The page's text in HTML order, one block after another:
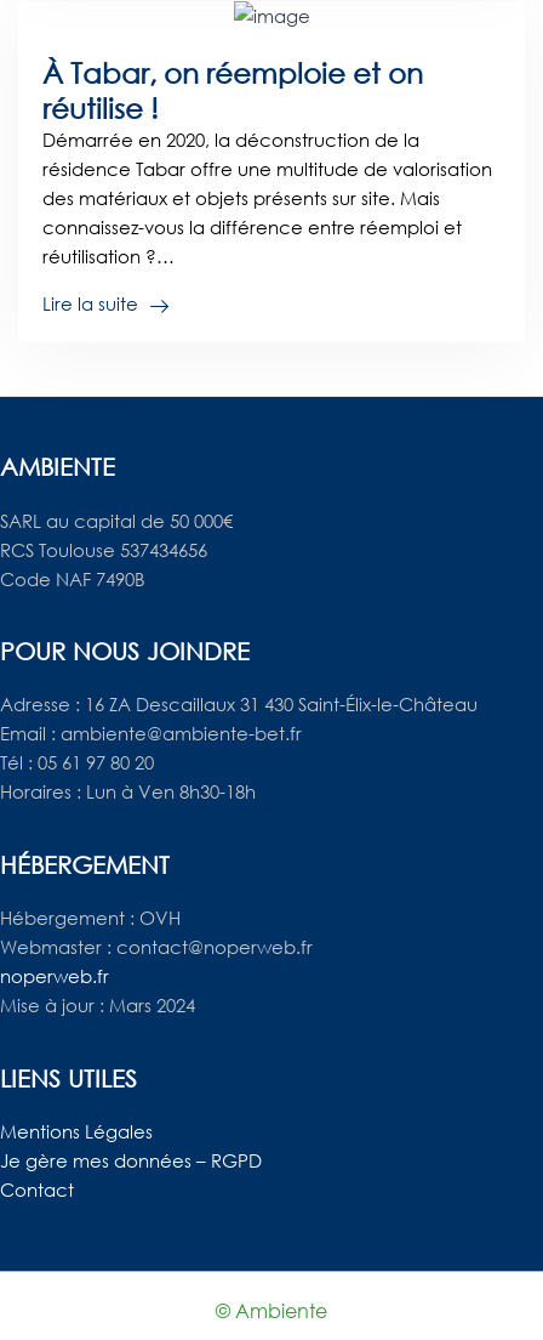
À Tabar, on réemploie et on
réutilise !
Démarrée en 2020, la déconstruction de la
résidence Tabar offre une multitude de valorisation
des matériaux et objets présents sur site. Mais
connaissez-vous la différence entre réemploi et
réutilisation ?…
Lire la suite
AMBIENTE
SARL au capital de 50 000€
RCS Toulouse 537434656
Code NAF 7490B
POUR NOUS JOINDRE
Adresse : 16 ZA Descaillaux 31 430 Saint-Élix-le-Château
Email : ambiente@ambiente-bet.fr
Tél : 05 61 97 80 20
Horaires : Lun à Ven 8h30-18h
HÉBERGEMENT
Hébergement : OVH
Webmaster : contact@noperweb.fr
noperweb.fr
Mise à jour : Mars 2024
LIENS UTILES
Mentions Légales
Je gère mes données – RGPD
Contact
© Ambiente